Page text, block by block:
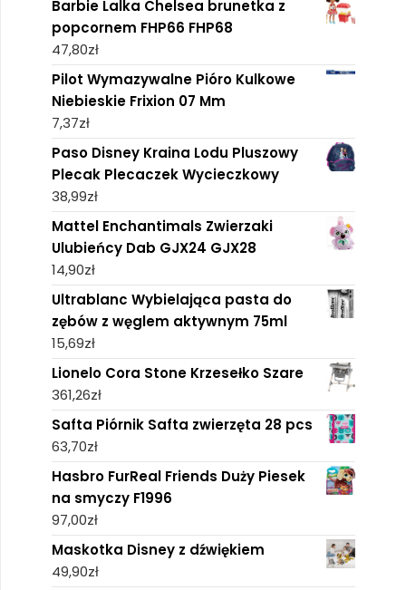
Barbie Lalka Chelsea brunetka z
popcornem FHP66 FHP68
47,80zł
Pilot Wymazywalne Pióro Kulkowe
Niebieskie Frixion 07 Mm
7,37zł
Paso Disney Kraina Lodu Pluszowy
Plecak Plecaczek Wycieczkowy
38,99zł
Mattel Enchantimals Zwierzaki
Ulubieńcy Dab GJX24 GJX28
14,90zł
Ultrablanc Wybielająca pasta do
zębów z węglem aktywnym 75ml
15,69zł
Lionelo Cora Stone Krzesełko Szare
361,26zł
Safta Piórnik Safta zwierzęta 28 pcs
63,70zł
Hasbro FurReal Friends Duży Piesek
na smyczy F1996
97,00zł
Maskotka Disney z dźwiękiem
49,90zł